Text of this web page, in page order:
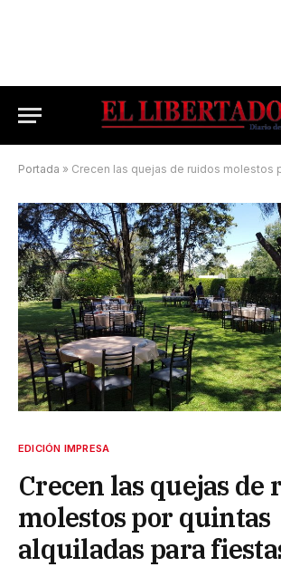
Portada » Crecen las quejas de ruidos molestos por quintas
EDICIÓN IMPRESA
Crecen las quejas de
molestos por quintas
alquiladas para